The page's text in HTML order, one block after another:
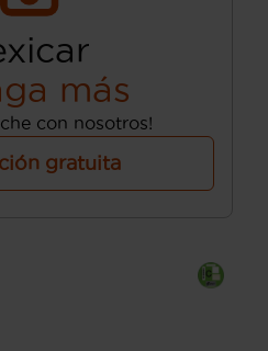
más
con nosotros!
gratuita